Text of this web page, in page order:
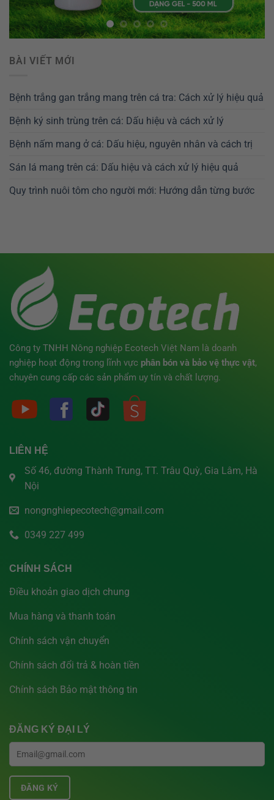
BÀI VIẾT MỚI
Bệnh trắng gan trắng mang trên cá tra: Cách xử lý hiệu quả
Bệnh ký sinh trùng trên cá: Dấu hiệu và cách xử lý
Bệnh nấm mang ở cá: Dấu hiệu, nguyên nhân và cách trị
Sán lá mang trên cá: Dấu hiệu và cách xử lý hiệu quả
Quy trình nuôi tôm cho người mới: Hướng dẫn từng bước
Công ty TNHH Nông nghiệp Ecotech Việt Nam là doanh
nghiệp hoạt động trong lĩnh vực phân bón và bảo vệ thực vật,
chuyên cung cấp các sản phẩm uy tín và chất lượng.
LIÊN HỆ
Số 46, đường Thành Trung, TT. Trâu Quỳ, Gia Lâm, Hà
Nội
nongnghiepecotech@gmail.com
0349 227 499
CHÍNH SÁCH
Điều khoản giao dịch chung
Mua hàng và thanh toán
Chính sách vận chuyển
Chính sách đổi trả & hoàn tiền
Chính sách Bảo mật thông tin
ĐĂNG KÝ ĐẠI LÝ